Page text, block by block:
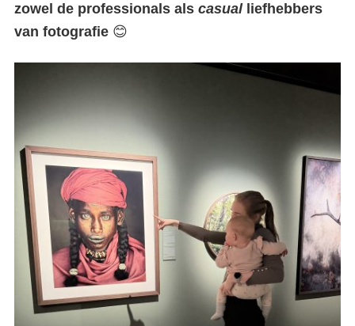
zowel de professionals als casual liefhebbers
van fotografie 😊